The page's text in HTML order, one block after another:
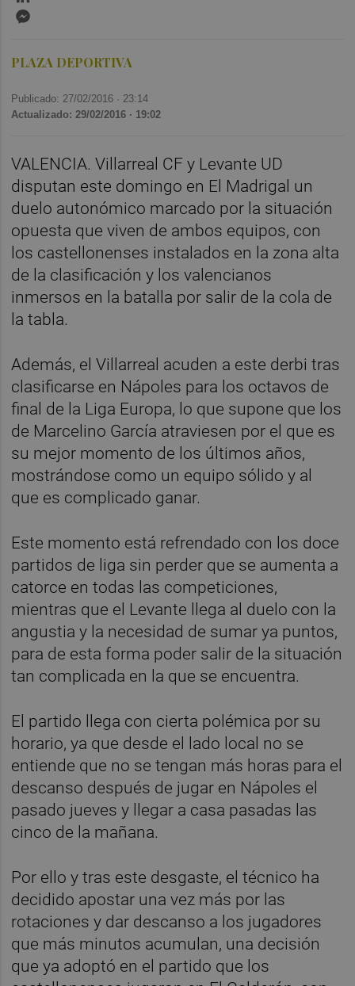
PLAZA DEPORTIVA
Publicado: 27/02/2016 · 23:14
Actualizado: 29/02/2016 · 19:02
VALENCIA. Villarreal CF y Levante UD
disputan este domingo en El Madrigal un
duelo autonómico marcado por la situación
opuesta que viven de ambos equipos, con
los castellonenses instalados en la zona alta
de la clasificación y los valencianos
inmersos en la batalla por salir de la cola de
la tabla.
Además, el Villarreal acuden a este derbi tras
clasificarse en Nápoles para los octavos de
final de la Liga Europa, lo que supone que los
de Marcelino García atraviesen por el que es
su mejor momento de los últimos años,
mostrándose como un equipo sólido y al
que es complicado ganar.
Este momento está refrendado con los doce
partidos de liga sin perder que se aumenta a
catorce en todas las competiciones,
mientras que el Levante llega al duelo con la
angustia y la necesidad de sumar ya puntos,
para de esta forma poder salir de la situación
tan complicada en la que se encuentra.
El partido llega con cierta polémica por su
horario, ya que desde el lado local no se
entiende que no se tengan más horas para el
descanso después de jugar en Nápoles el
pasado jueves y llegar a casa pasadas las
cinco de la mañana.
Por ello y tras este desgaste, el técnico ha
decidido apostar una vez más por las
rotaciones y dar descanso a los jugadores
que más minutos acumulan, una decisión
que ya adoptó en el partido que los